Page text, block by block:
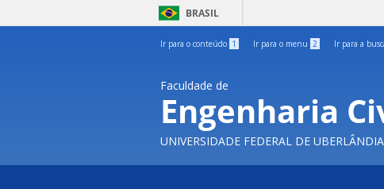
BRASIL
Ir para o conteúdo 1 Ir para o menu 2 Ir para a
Faculdade de
Engenharia
UNIVERSIDADE FEDERAL DE UBERLÂNDIA